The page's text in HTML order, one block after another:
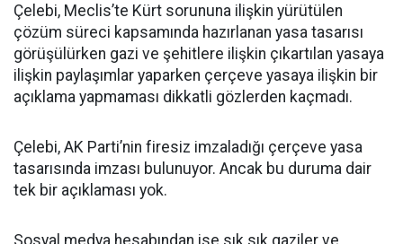
Çelebi, Meclis’te Kürt sorununa ilişkin yürütülen
çözüm süreci kapsamında hazırlanan yasa tasarısı
görüşülürken gazi ve şehitlere ilişkin çıkartılan yasaya
ilişkin paylaşımlar yaparken çerçeve yasaya ilişkin bir
açıklama yapmaması dikkatli gözlerden kaçmadı.
Çelebi, AK Parti’nin firesiz imzaladığı çerçeve yasa
tasarısında imzası bulunuyor. Ancak bu duruma dair
tek bir açıklaması yok.